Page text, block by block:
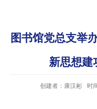
图书馆党总支举
新思想建
创建者：康汉彬 时